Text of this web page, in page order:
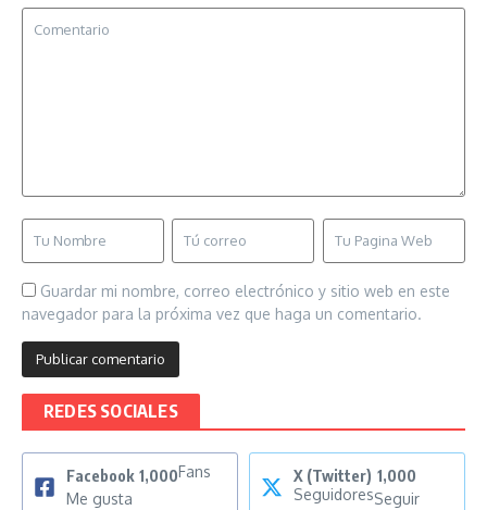
Guardar mi nombre, correo electrónico y sitio web en este
navegador para la próxima vez que haga un comentario.
REDES SOCIALES
Facebook 1,000Fans
Me gusta
X (Twitter) 1,000
SeguidoresSeguir